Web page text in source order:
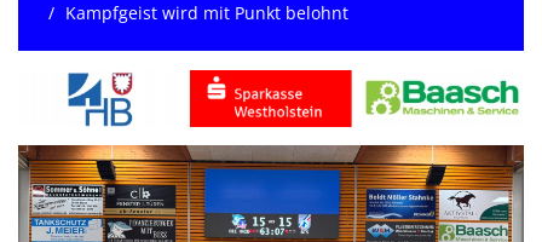
Handball-Förderverein der Haie
Kontaktformular
UNSERE SPORTHALLEN
Training & Termine
DIENSTE (SR/KG/VK)
Kampfgeist wird mit Punkt belohnt